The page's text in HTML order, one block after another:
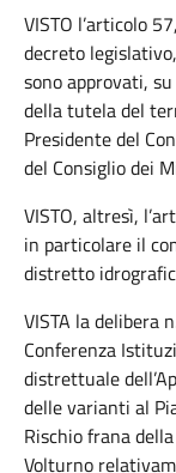
VISTO l’articolo
decreto
sono approvati,
della tutela del
Presidente del
del Consiglio dei
VISTO, altresì,
in particolare il
distretto
VISTA la delibera
Conferenza
distrettuale
delle varianti al
Rischio frana
Volturno